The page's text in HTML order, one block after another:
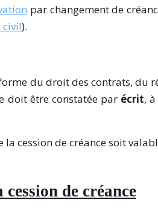
par changement de
civil).
du droit des contrats, du
doit être constatée par écrit,
cession de créance soit
de créance